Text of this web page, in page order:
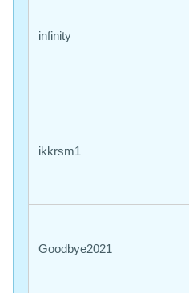
infinity
ikkrsm1
Goodbye2021